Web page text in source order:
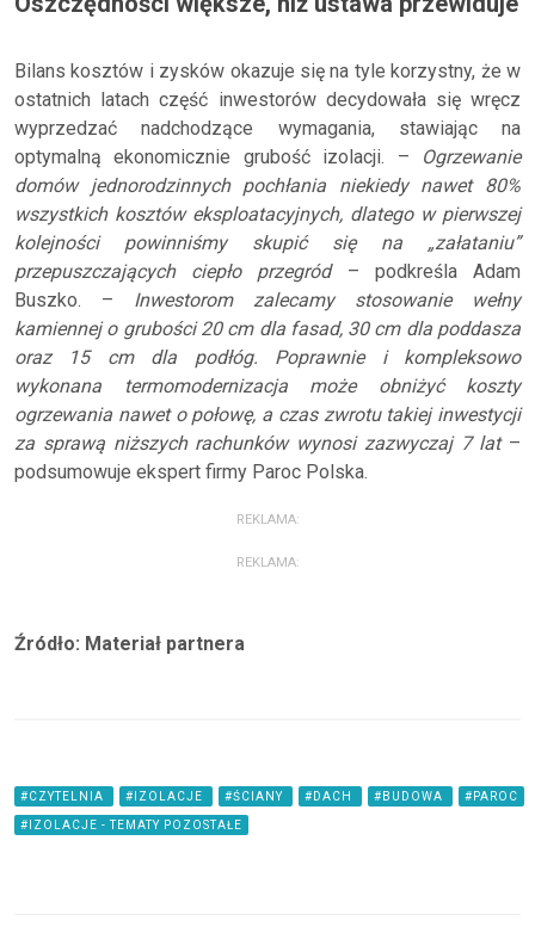
Bilans kosztów i zysków okazuje się na tyle korzystny, że w
ostatnich latach część inwestorów decydowała się wręcz
wyprzedzać nadchodzące wymagania, stawiając na
optymalną ekonomicznie grubość izolacji. –
Ogrzewanie
domów jednorodzinnych pochłania niekiedy nawet 80%
wszystkich kosztów eksploatacyjnych, dlatego w pierwszej
kolejności powinniśmy skupić się na „załataniu”
przepuszczających ciepło przegród– podkreśla Adam
Buszko. – Inwestorom zalecamy stosowanie wełny
kamiennej o grubości 20 cm dla fasad, 30 cm dla poddasza
oraz 15 cm dla podłóg. Poprawnie i kompleksowo
wykonana termomodernizacja może obniżyć koszty
ogrzewania nawet o połowę, a czas zwrotu takiej inwestycji
za sprawą niższych rachunków wynosi zazwyczaj 7 lat–
podsumowuje ekspert firmy Paroc Polska.
REKLAMA:
REKLAMA:
Źródło: Materiał partnera
#CZYTELNIA #IZOLACJE #ŚCIANY #DACH #BUDOWA #PAROC
#IZOLACJE - TEMATY POZOSTAŁE